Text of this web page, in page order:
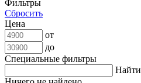
Фильтры
Сбросить
Цена
от
до
Специальные фильтры
Найти